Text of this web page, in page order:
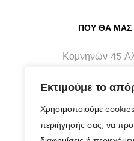
Εκτιμούμε το
Χρησιμοποιούμε cookies
περιήγησής σας, να
ΠΟΥ ΘΑ ΜΑΣ
Κομνηνών 45
info@maragos-
+30